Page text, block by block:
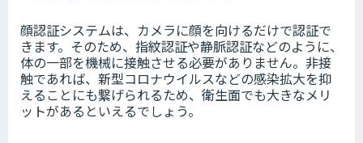
顔認証システムは、カメラに顔を向けるだけで認証で
きます。そのため、指紋認証や静脈認証などのように、
体の一部を機械に接触させる必要がありません。非接
触であれば、新型コロナウイルスなどの感染拡大を抑
えることにも繋げられるため、衛生面でも大きなメリ
ットがあるといえるでしょう。